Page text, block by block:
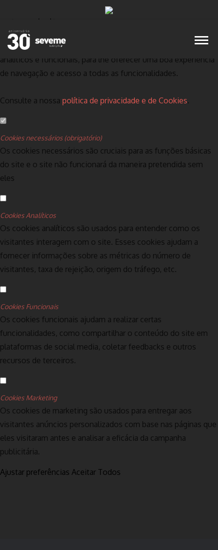
Defina as suas preferências de cookies para
este website.
Este website utiliza cookies estritamente necessários,
analíticos e funcionais, para lhe oferecer uma boa experiência
de navegação e acesso a todas as funcionalidades.
Consulte a nossa política de privacidade e de Cookies.
Cookies necessários (obrigatório)
Os cookies necessários são cruciais para as funções básicas
do site e o site não funcionará da maneira pretendida sem
eles
Cookies Analíticos
Os cookies analíticos são usados para entender como os
visitantes interagem com o site. Esses cookies ajudam a
fornecer informações sobre as métricas do número de
visitantes, taxa de rejeição, origem do tráfego, etc.
Cookies Funcionais
Os cookies funcionais ajudam a realizar certas
funcionalidades, como compartilhar o conteúdo do site em
plataformas de social media, coletar feedbacks e outros
recursos de terceiros.
Cookies Marketing
Os cookies de marketing são usados para entregar aos
visitantes anúncios personalizados com base nas páginas que
eles visitaram antes e analisar a eficácia da campanha
publicitária.
Ajustar preferências Aceitar Todos